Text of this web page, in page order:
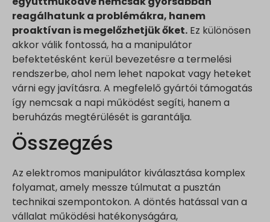
reagálhatunk a problémákra, hanem
proaktívan is megelőzhetjük őket. Ez különösen
akkor válik fontossá, ha a manipulátor
befektetésként kerül bevezetésre a termelési
rendszerbe, ahol nem lehet napokat vagy heteket
várni egy javításra. A megfelelő gyártói támogatás
így nemcsak a napi működést segíti, hanem a
beruházás megtérülését is garantálja.
Összegzés
Az elektromos manipulátor kiválasztása komplex
folyamat, amely messze túlmutat a pusztán
technikai szempontokon. A döntés hatással van a
vállalat működési hatékonyságára,